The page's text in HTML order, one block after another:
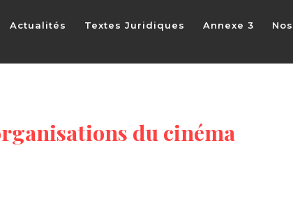
Actualités Textes Juridiques Annexe 3
du cinéma